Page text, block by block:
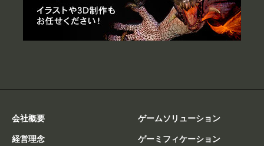
会社概要
経営理念
ゲームソリューション
ゲーミフィケーション